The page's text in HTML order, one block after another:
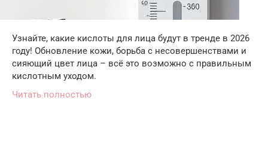
Узнайте, какие кислоты для лица будут в тренде в 2026
году! Обновление кожи, борьба с несовершенствами и
сияющий цвет лица – всё это возможно с правильным
кислотным уходом.
Читать полностью